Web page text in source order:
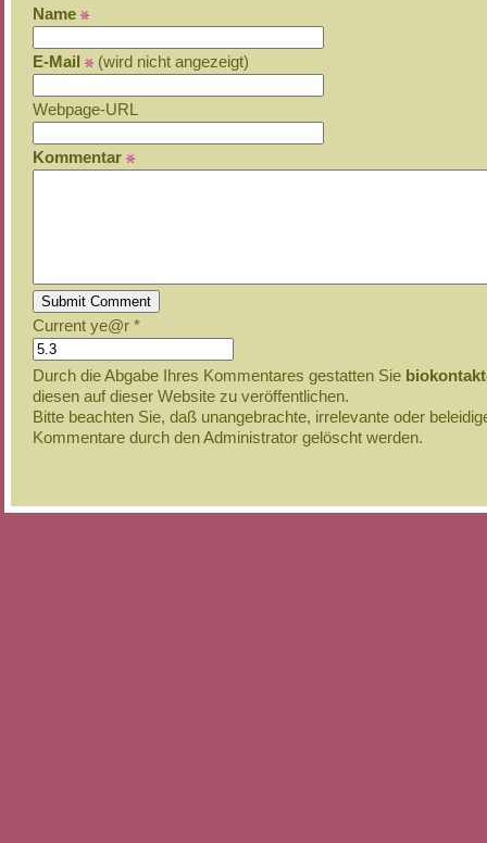
Name
E-Mail (wird nicht angezeigt)
Webpage-URL
Kommentar
Current ye@r *
Durch die Abgabe Ihres Kommentares gestatten Sie
diesen auf dieser Website zu veröffentlichen.
Bitte beachten Sie, daß unangebrachte, irrelevante oder
Kommentare durch den Administrator gelöscht werden.